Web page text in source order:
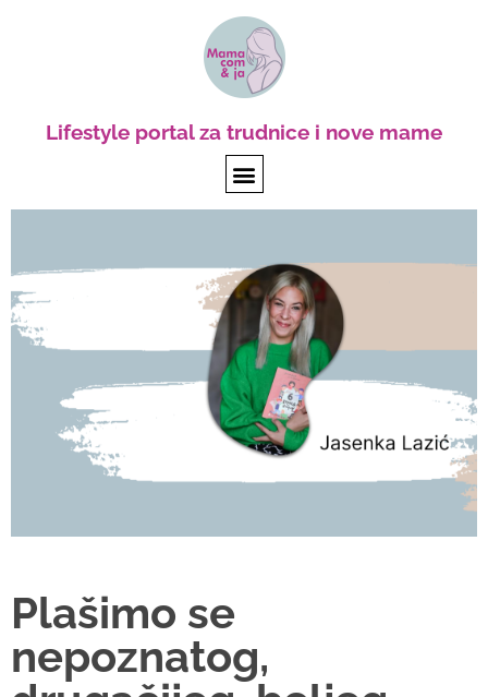
Plašimo se
nepoznatog,
drugačijeg, boljeg,
glasnijeg, iskrenijeg –
a zapravo se plašimo
nas samih.
November 21, 2022
Jasenka Lazić
je osnovala svoj Centar za
podsticajnu negu u Novom Sadu, u kome se tim
prevencijom i profesionalnim podsticajem ranog
psihomotorike, defektološki dijagnostičar,
Neurofeedback terapeut, terapeut hranjenja,
Blomberg Rhytmic Movement terapeut i autor knjiga
„Hrana zdrava, hrana fina (bez glutena i kazeina)“ i